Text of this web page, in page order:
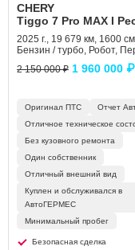
CHERY
Tiggo 7 Pro MAX I
2025 г., 19 679 км, 1600 см
Бензин / турбо, Робот,
2 150 000 ₽ 1 960 000 ₽
Оригинал ПТС
Отчет
Отличное техническое
Без кузовного ремонта
Один собственник
Отличный внешний вид
Куплен и обслуживался в
АвтоГЕРМЕС
Минимальный пробег
Безопасная сделка